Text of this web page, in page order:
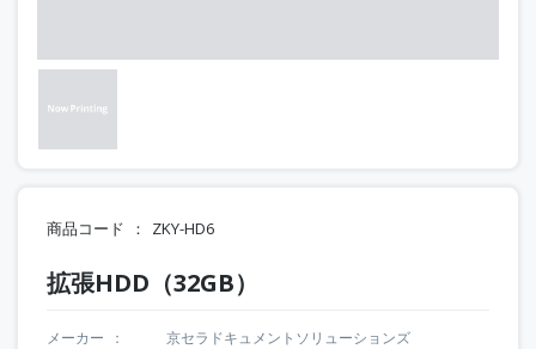
商品コード ZKY-HD6
拡張HDD（32GB）
メーカー
京セラドキュメントソリューションズ